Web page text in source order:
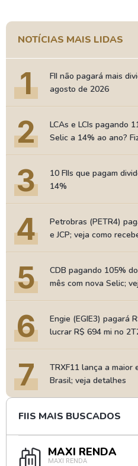
NOTÍCIAS MAIS LIDAS
1
FII não pagará mais
agosto de 2026
2
LCAs e LCIs pagando
Selic a 14% ao ano?
3
10 FIIs que pagam
14%
4
Petrobras (PETR4)
e JCP; veja como
5
CDB pagando 105%
mês com nova Selic;
6
Engie (EGIE3) pagará
lucrar R$ 694 mi no
7
TRXF11 lança a maior
Brasil; veja detalhes
FIIS MAIS BUSCADOS
MAXI RENDA
MAXI RENDA